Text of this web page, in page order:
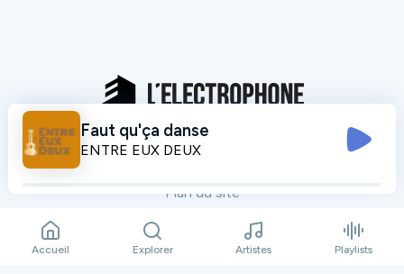
Mentions légales
Plan du site
Faut qu'ça danse
ENTRE EUX DEUX
Accueil Explorer Artistes Playlists